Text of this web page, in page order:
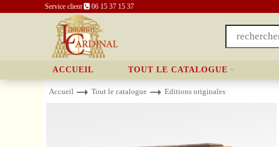
Service client 06 15 37 15 37
ACCUEIL TOUT LE CATALOGUE
Accueil Tout le catalogue Editions originales